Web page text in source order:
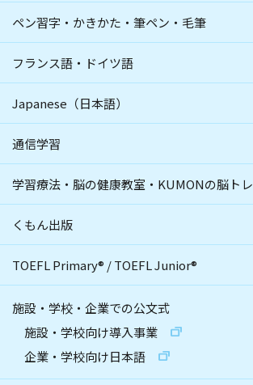
ペン習字・かきかた・筆ペン・毛筆
フランス語・ドイツ語
Japanese（日本語）
通信学習
学習療法・脳の健康教室・KUMONの脳トレ
くもん出版
TOEFL Primary® /TOEFL Junior®
施設・学校・企業での公文式
施設・学校向け導入事業
企業・学校向け日本語